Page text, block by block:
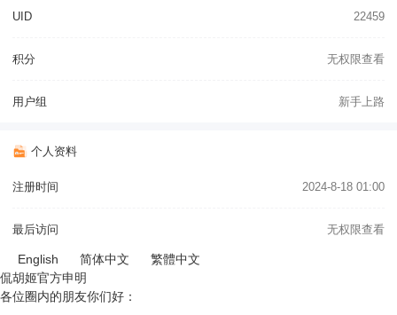
UID 22459
积分 无权限查看
用户组 新手上路
个人资料
注册时间 2024-8-18 01:00
最后访问 无权限查看
English 简体中文
繁體中文
侃胡姬官方申明
各位圈内的朋友你们好：